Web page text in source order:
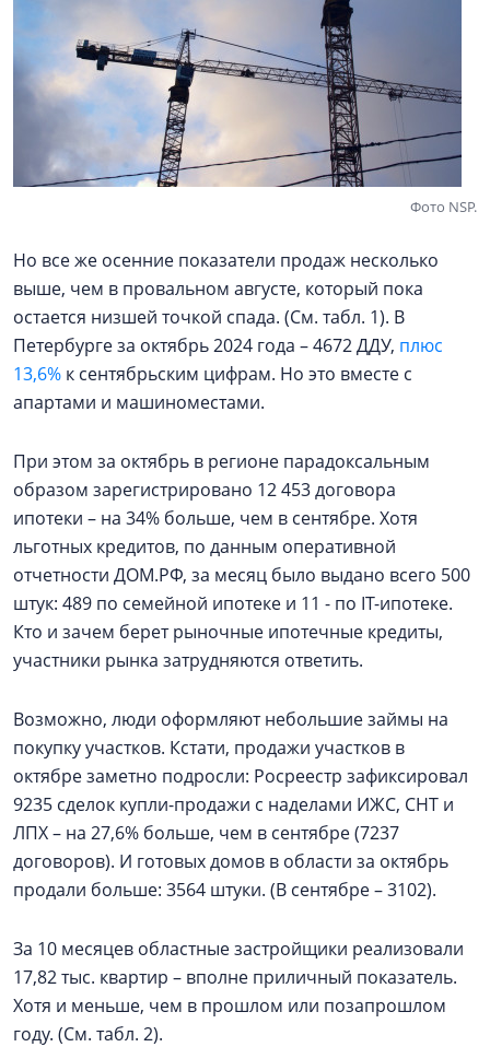
Фото NSP.
Но все же осенние показатели продаж несколько
выше, чем в провальном августе, который пока
остается низшей точкой спада. (См. табл. 1). В
Петербурге за октябрь 2024 года – 4672 ДДУ, плюс
13,6% к сентябрьским цифрам. Но это вместе с
апартами и машиноместами.
При этом за октябрь в регионе парадоксальным
образом зарегистрировано 12 453 договора
ипотеки – на 34% больше, чем в сентябре. Хотя
льготных кредитов, по данным оперативной
отчетности ДОМ.РФ, за месяц было выдано всего 500
штук: 489 по семейной ипотеке и 11 - по IT-ипотеке.
Кто и зачем берет рыночные ипотечные кредиты,
участники рынка затрудняются ответить.
Возможно, люди оформляют небольшие займы на
покупку участков. Кстати, продажи участков в
октябре заметно подросли: Росреестр зафиксировал
9235 сделок купли-продажи с наделами ИЖС, СНТ и
ЛПХ – на 27,6% больше, чем в сентябре (7237
договоров). И готовых домов в области за октябрь
продали больше: 3564 штуки. (В сентябре – 3102).
За 10 месяцев областные застройщики реализовали
17,82 тыс. квартир – вполне приличный показатель.
Хотя и меньше, чем в прошлом или позапрошлом
году. (См. табл. 2).